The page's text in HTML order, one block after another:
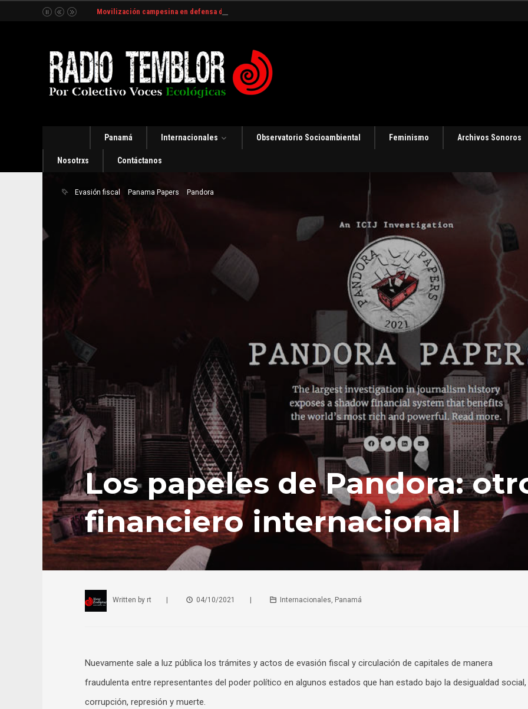
Movilización campesina en defensa del Río Indio en Panamá [Audio]
Panamá Internacionales Observatorio Socioambiental Feminismo Archivos Sonoros
Nosotrxs Contáctanos
Evasión fiscal Panama Papers Pandora
Los papeles de Pandora:
financiero internacional
Written by rt 04/10/2021 Internacionales, Panamá
Nuevamente sale a luz pública los trámites y actos de evasión fiscal y circulación de capitales de manera
fraudulenta entre representantes del poder político en algunos estados que han estado bajo la desigualdad social,
corrupción, represión y muerte.